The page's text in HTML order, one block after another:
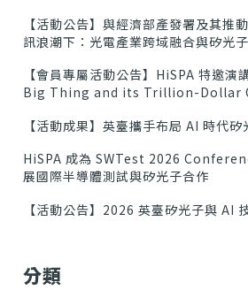
【活動公告】與經濟部產發署及其推
訊浪潮下：光電產業跨域融合與矽光
【會員專屬活動公告】HiSPA 特邀
Big Thing and its Trillion-Dollar
【活動成果】英臺攜手布局 AI 時代
HiSPA 成為 SWTest 2026
展國際半導體測試與矽光子合作
【活動公告】2026 英臺矽光子與 AI
分類